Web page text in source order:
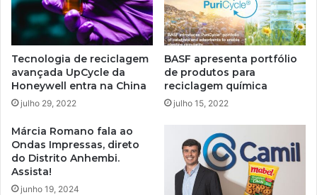
Tecnologia de reciclagem
avançada UpCycle da
Honeywell entra na China
julho 29, 2022
BASF apresenta portfólio
de produtos para
reciclagem química
julho 15, 2022
Márcia Romano fala ao
Ondas Impressas, direto
do Distrito Anhembi.
Assista!
junho 19, 2024